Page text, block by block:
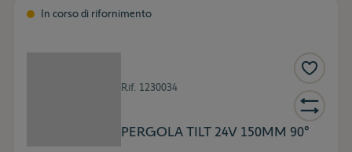
In corso di rifornimento
Rif. 1230034
PERGOLA TILT 24V 150MM 90°